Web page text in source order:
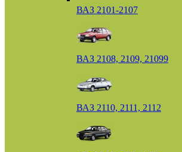
ВАЗ 2101-2107
ВАЗ 2108, 2109, 21099
ВАЗ 2110, 2111, 2112